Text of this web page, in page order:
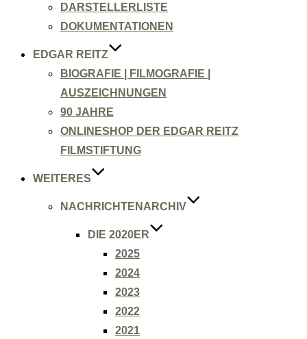
DARSTELLERLISTE
DOKUMENTATIONEN
EDGAR REITZ
BIOGRAFIE | FILMOGRAFIE |
AUSZEICHNUNGEN
90 JAHRE
ONLINESHOP DER EDGAR REITZ
FILMSTIFTUNG
WEITERES
NACHRICHTENARCHIV
DIE 2020ER
2025
2024
2023
2022
2021